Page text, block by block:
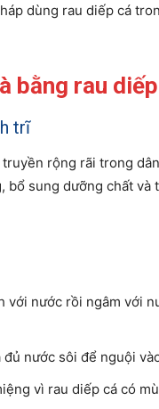
dùng rau diếp cá
bằng rau
trĩ
rộng rãi trong
sung dưỡng chất và
với nước rồi ngâm với
nước sôi để nguội
vì rau diếp cá có